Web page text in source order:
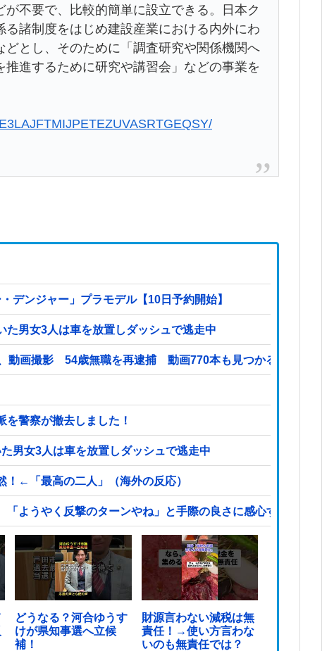
不要で、比較的簡単に設立できる。日本ク
諸制度をはじめ建設産業における内外にわ
とし、そのために「調査研究や関係機関へ
進するために研究や講習会」などの事業を
デンジャー」プラモデル【10日予約開始】
男女3人は車を放置しダッシュで逃走中
動画撮影 54歳無職を再逮捕 動画770本も見つかる
警察が撤去しました！
男女3人は車を放置しダッシュで逃走中
！←「最高の二人」（海外の反応）
ようやく反撃のターンやね」と手際の良さに感心する人が続
どうなる？河合ゆうす
けが県知事選へ立候
補！
財源言わない減税は無
責任！→使い方言わな
いのも無責任では？